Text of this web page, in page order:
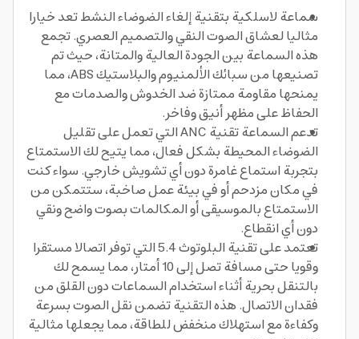
سماعة لاسلكية بتقنية إلغاء الضوضاء النشط تعد خيارا
مثاليا لعشاق الصوت النقي والتصميم العصري. تجمع
هذه السماعة بين الجودة العالية والمتانة، حيث تم
تصنيعها من سبائك الألمنيوم والبلاستيك ABS، مما
يمنحها مقاومة ممتازة ضد الخدوش والصدمات مع
الحفاظ على مظهر أنيق وفاخر.
تدعم السماعة تقنية ANC التي تعمل على تقليل
الضوضاء المحيطة بشكل فعال، مما يتيح لك الاستمتاع
بتجربة استماع غامرة دون أي تشويش خارجي. سواء كنت
في مكان مزدحم أو في بيئة عمل صاخبة، ستتمكن من
الاستمتاع بالموسيقى أو المكالمات بصوت واضح ونقي
دون أي انقطاع.
تعتمد على تقنية البلوتوث 5.4 التي توفر اتصالا مستقرا
وقويا حتى مسافة تصل إلى 10 أمتار، مما يسمح لك
بالتنقل بحرية أثناء استخدام السماعات دون القلق من
فقدان الاتصال. هذه التقنية تضمن نقل الصوت بسرعة
وكفاءة مع استهلاك منخفض للطاقة، مما يجعلها مثالية